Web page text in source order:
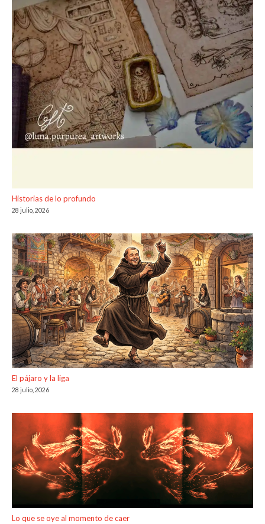
Historias de lo profundo
28 julio, 2026
El pájaro y la liga
28 julio, 2026
Lo que se oye al momento de caer